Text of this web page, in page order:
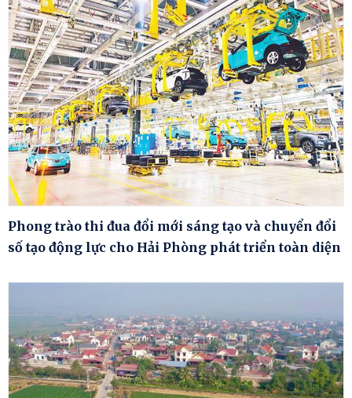
Phong trào thi đua đổi mới sáng tạo và chuyển đổi
số tạo động lực cho Hải Phòng phát triển toàn diện